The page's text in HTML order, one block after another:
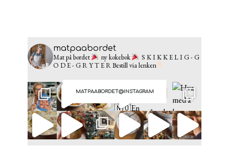
MATPAABORDET@INSTAGRAM
matpaabordet
Mat på bordet ny kokebok
S K I K K E L I G - G
O D E - G R Y T E RBestill via lenken